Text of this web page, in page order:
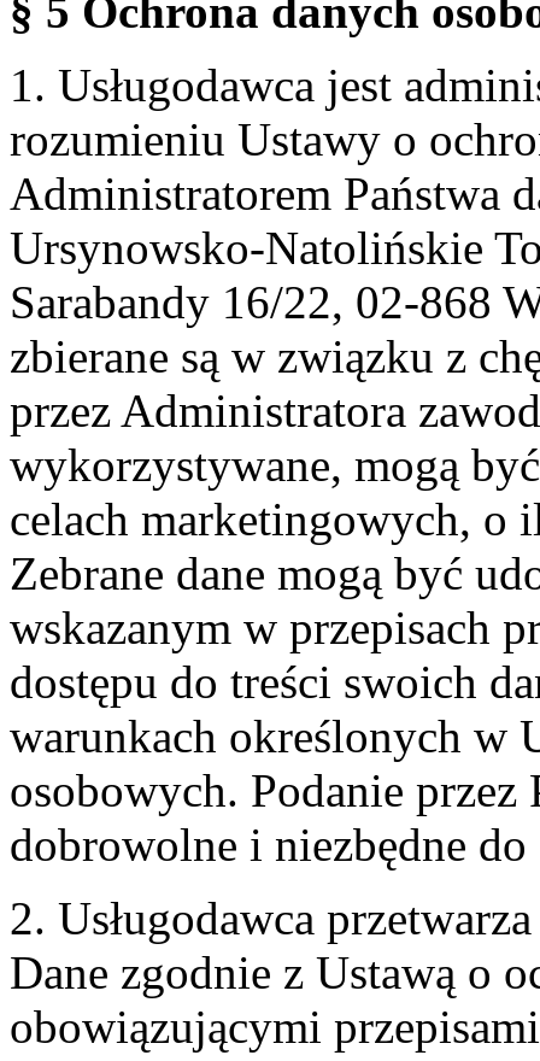
§ 5 Ochrona danych
1. Usługodawca jest
rozumieniu Ustawy o
Administratorem Państwa
Ursynowsko-Natolińskie
Sarabandy 16/22, 02-868
zbierane są w związku z
przez Administratora
wykorzystywane, mogą
celach marketingowych, o
Zebrane dane mogą być
wskazanym w przepisach
dostępu do treści swoich
warunkach określonych w
osobowych. Podanie przez
dobrowolne i niezbędne
2. Usługodawca
Dane zgodnie z Ustawą o
obowiązującymi